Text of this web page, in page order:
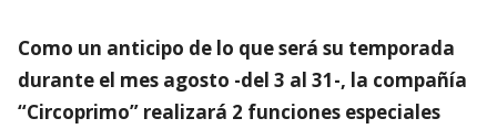
Como un anticipo de lo que será su temporada
durante el mes agosto -del 3 al 31-, la compañía
“Circoprimo” realizará 2 funciones especiales